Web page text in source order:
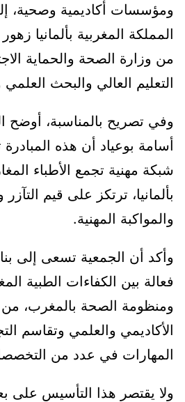
ومؤسسات أكاديمية وصحية،
المملكة المغربية بألمانيا
من وزارة الصحة والحماية
التعليم العالي والبحث العلمي
وفي تصريح بالمناسبة، أوضح
أسامة بوعياد أن هذه
شبكة مهنية تجمع الأطباء
بألمانيا، ترتكز على قيم
والمواكبة المهنية.
وأكد أن الجمعية تسعى إلى
فعالة بين الكفاءات الطبية
ومنظومة الصحة بالمغرب، من
الأكاديمي والعلمي وتقاسم
المهارات في عدد من
ولا يقتصر هذا التأسيس على